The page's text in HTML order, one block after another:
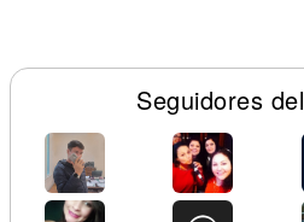
Seguidores del